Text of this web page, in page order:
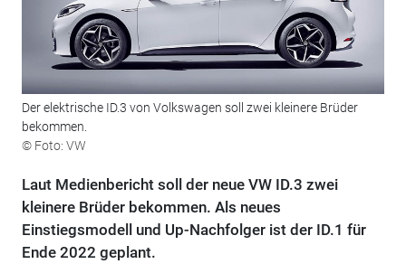
Der elektrische ID.3 von Volkswagen soll zwei kleinere Brüder
bekommen.
© Foto: VW
Laut Medienbericht soll der neue VW ID.3 zwei
kleinere Brüder bekommen. Als neues
Einstiegsmodell und Up-Nachfolger ist der ID.1 für
Ende 2022 geplant.